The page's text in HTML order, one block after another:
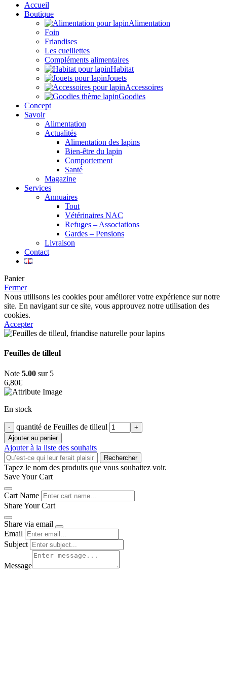
Accueil
Boutique
Alimentation
Foin
Friandises
Les cueillettes
Compléments alimentaires
Habitat
Jouets
Accessoires
Goodies
Concept
Savoir
Alimentation
Actualités
Alimentation des lapins
Bien-être du lapin
Comportement
Santé
Magazine
Services
Annuaires
Tout
Vétérinaires NAC
Refuges – Associations
Gardes – Pensions
Livraison
Contact
Panier
Fermer
Nous utilisons les cookies pour améliorer votre expérience sur notre
site. En navigant sur ce site, vous approuvez notre utilisation des
cookies.
Accepter
Feuilles de tilleul
Note 5.00 sur 5
6,80€
En stock
quantité de Feuilles de tilleul
Ajouter au panier
Ajouter à la liste des souhaits
Rechercher
Tapez le nom des produits que vous souhaitez voir.
Save Your Cart
Cart Name
Share Your Cart
Share via email
Email
Subject
Message